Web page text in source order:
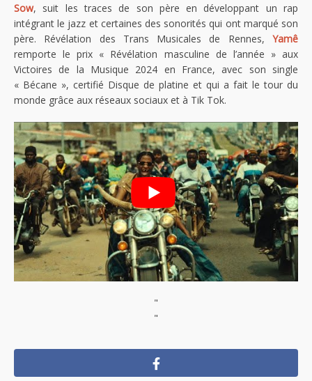
Sow, suit les traces de son père en développant un rap
intégrant le jazz et certaines des sonorités qui ont marqué son
père. Révélation des Trans Musicales de Rennes, Yamê
remporte le prix « Révélation masculine de l’année » aux
Victoires de la Musique 2024 en France, avec son single
« Bécane », certifié Disque de platine et qui a fait le tour du
monde grâce aux réseaux sociaux et à Tik Tok.
"
"